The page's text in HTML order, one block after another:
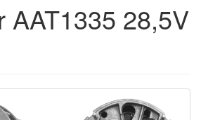
AAT1335 28,5V